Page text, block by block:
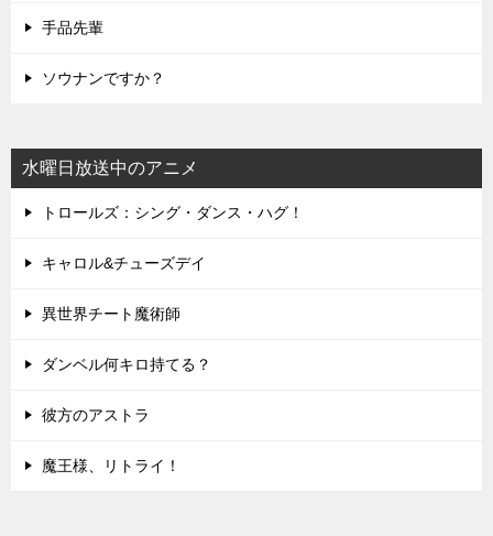
手品先輩
ソウナンですか？
水曜日放送中のアニメ
トロールズ：シング・ダンス・ハグ！
キャロル&チューズデイ
異世界チート魔術師
ダンベル何キロ持てる？
彼方のアストラ
魔王様、リトライ！